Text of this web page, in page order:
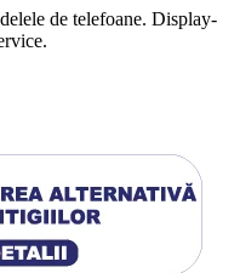
de telefoane. Display-